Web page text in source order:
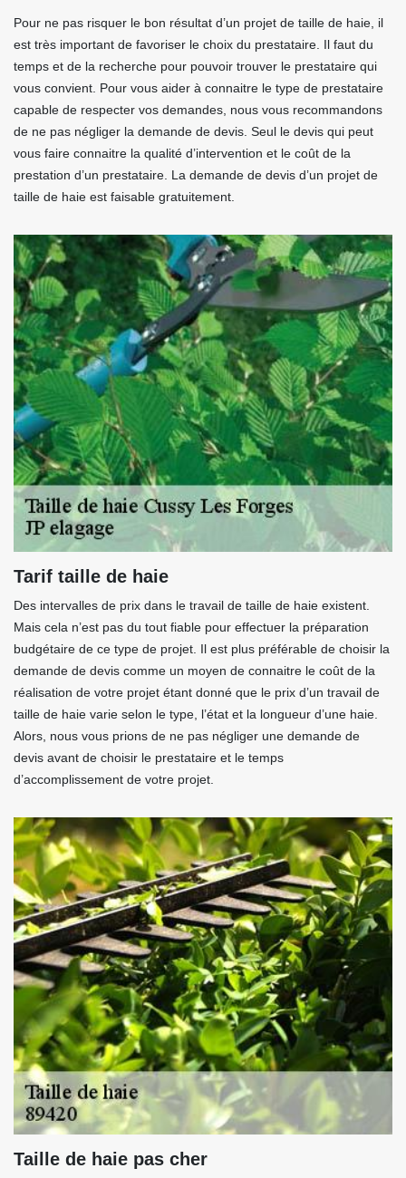
Pour ne pas risquer le bon résultat d’un projet de taille de haie, il
est très important de favoriser le choix du prestataire. Il faut du
temps et de la recherche pour pouvoir trouver le prestataire qui
vous convient. Pour vous aider à connaitre le type de prestataire
capable de respecter vos demandes, nous vous recommandons
de ne pas négliger la demande de devis. Seul le devis qui peut
vous faire connaitre la qualité d’intervention et le coût de la
prestation d’un prestataire. La demande de devis d’un projet de
taille de haie est faisable gratuitement.
Tarif taille de haie
Des intervalles de prix dans le travail de taille de haie existent.
Mais cela n’est pas du tout fiable pour effectuer la préparation
budgétaire de ce type de projet. Il est plus préférable de choisir la
demande de devis comme un moyen de connaitre le coût de la
réalisation de votre projet étant donné que le prix d’un travail de
taille de haie varie selon le type, l’état et la longueur d’une haie.
Alors, nous vous prions de ne pas négliger une demande de
devis avant de choisir le prestataire et le temps
d’accomplissement de votre projet.
Taille de haie pas cher